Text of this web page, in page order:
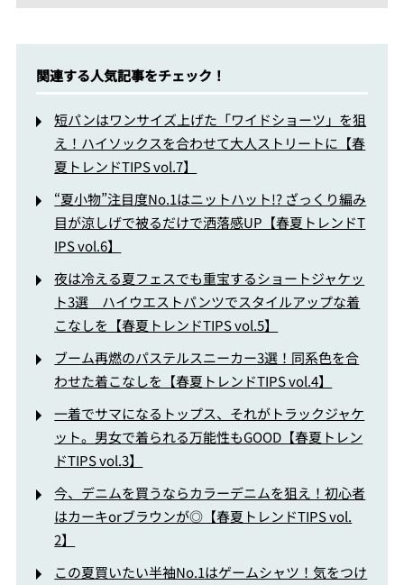
関連する人気記事をチェック！
短パンはワンサイズ上げた「ワイドショーツ」を狙
え！ハイソックスを合わせて大人ストリートに【春
夏トレンドTIPS vol.7】
“夏小物”注目度No.1はニットハット!? ざっくり編み
目が涼しげで被るだけで洒落感UP【春夏トレンドT
IPS vol.6】
夜は冷える夏フェスでも重宝するショートジャケッ
ト3選 ハイウエストパンツでスタイルアップな着
こなしを【春夏トレンドTIPS vol.5】
ブーム再燃のパステルスニーカー3選！同系色を合
わせた着こなしを【春夏トレンドTIPS vol.4】
一着でサマになるトップス、それがトラックジャケ
ット。男女で着られる万能性もGOOD【春夏トレン
ドTIPS vol.3】
今、デニムを買うならカラーデニムを狙え！初心者
はカーキorブラウンが◎【春夏トレンドTIPS vol.
2】
この夏買いたい半袖No.1はゲームシャツ！気をつけ